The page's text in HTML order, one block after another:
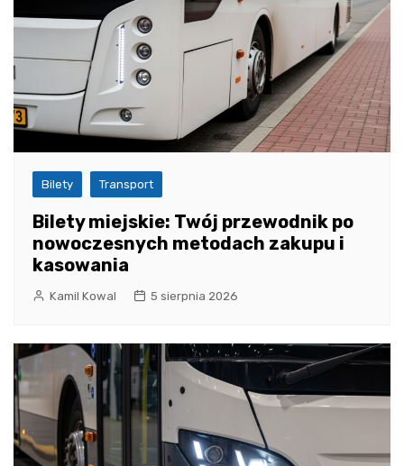
Bilety Transport
Bilety miejskie: Twój przewodnik po
nowoczesnych metodach zakupu i
kasowania
Kamil Kowal 5 sierpnia 2026